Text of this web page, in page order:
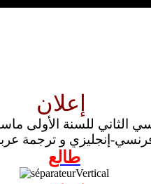
الثاني للسنة الأولى
إنجليزي و ترجمة
طالع